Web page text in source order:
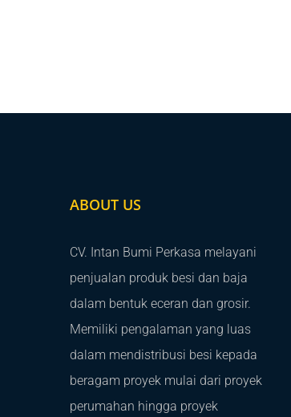
ABOUT US
CV. Intan Bumi Perkasa melayani
penjualan produk besi dan baja
dalam bentuk eceran dan grosir.
Memiliki pengalaman yang luas
dalam mendistribusi besi kepada
beragam proyek mulai dari proyek
perumahan hingga proyek